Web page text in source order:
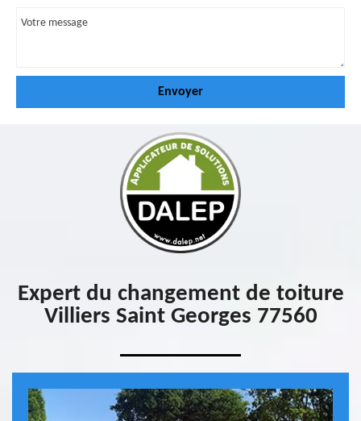
Expert du changement de toiture
Villiers Saint Georges 77560